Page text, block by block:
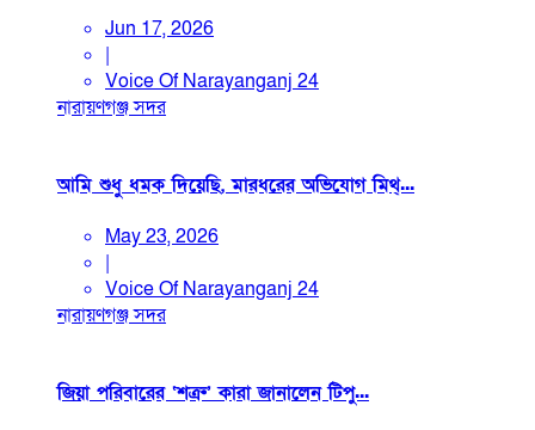
Jun 17, 2026
|
Voice Of Narayanganj 24
নারায়ণগঞ্জ সদর
আমি শুধু ধমক দিয়েছি, মারধরের অভিযোগ মিথ্...
May 23, 2026
|
Voice Of Narayanganj 24
নারায়ণগঞ্জ সদর
জিয়া পরিবারের ‘শত্রু’ কারা জানালেন টিপু...